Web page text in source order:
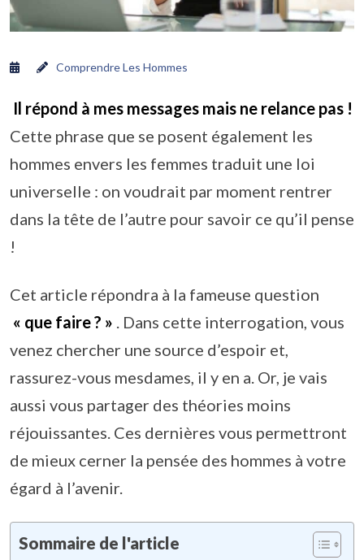
Comprendre Les Hommes
Il répond à mes messages mais ne relance pas !
Cette phrase que se posent également les
hommes envers les femmes traduit une loi
universelle : on voudrait par moment rentrer
dans la tête de l’autre pour savoir ce qu’il pense
!
Cet article répondra à la fameuse question
« que faire ? »
. Dans cette interrogation, vous
venez chercher une source d’espoir et,
rassurez-vous mesdames, il y en a. Or, je vais
aussi vous partager des théories moins
réjouissantes. Ces dernières vous permettront
de mieux cerner la pensée des hommes à votre
égard à l’avenir.
Sommaire de l'article